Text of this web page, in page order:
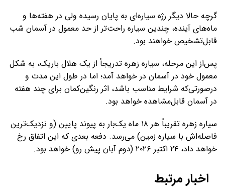
گرچه حالا دیگر رژه سیاره‌ای به پایان رسیده ولی در هفته‌ها و
ماه‌های آینده، چندین سیاره راحت‌تر از حد معمول در آسمان شب
قابل‌تشخیص خواهند بود.
پس‌از این مرحله، سیاره زهره تدریجاً از یک هلال باریک، به شکل
معمول خود در آسمان در خواهد آمد؛ اما در طول این مدت و
درصورتی‌که شرایط مناسب باشد، اثر رنگین‌کمان برای چند هفته
در آسمان قابل‌مشاهده خواهد بود.
سیاره زهره تقریباً هر ۱۸ ماه یک‌بار به پیوند پایین (و نزدیک‌ترین
فاصله‌اش با سیاره زمین) می‌رسد. دفعه بعدی که این اتفاق رخ
خواهد داد، ۲۴ اکتبر ۲۰۲۶ (دوم آبان پیش رو) خواهد بود.
اخبار مرتبط